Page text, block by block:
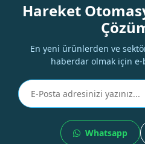
Hareket
En yeni ürünlerden ve
haberdar olmak için e-
Whatsapp